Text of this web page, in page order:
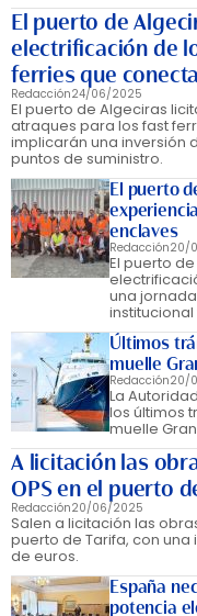
El puerto de
electrificación de
ferries que
Redacción24/06/2025
El puerto de Algeciras
atraques para los fast
implicarán una inversión
puntos de suministro.
El puerto
enclaves
Redacción20/
El puerto
una
Últimos
muelle
Redacción20/
La
los últimos
muelle
A licitación las
OPS en el puerto
Redacción20/06/2025
Salen a licitación las
puerto de Tarifa, con una
de euros.
España
potencia